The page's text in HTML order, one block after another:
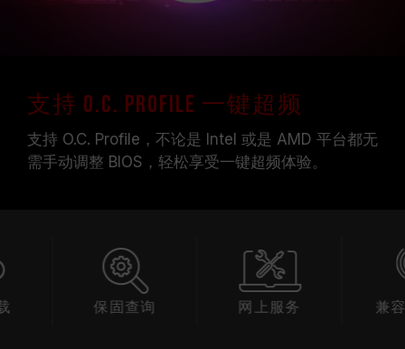
支持 O.C. Profile 一键超频
支持 O.C. Profile，不论是 Intel 或是 AMD 平台都无
需手动调整 BIOS，轻松享受一键超频体验。
网上服务 兼容性查询